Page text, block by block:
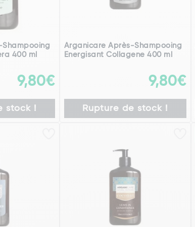
400 ml
9,80€
stock !
Arganicare Après-Shampooing
Energisant Collagene 400 ml
9,80€
Rupture de stock !